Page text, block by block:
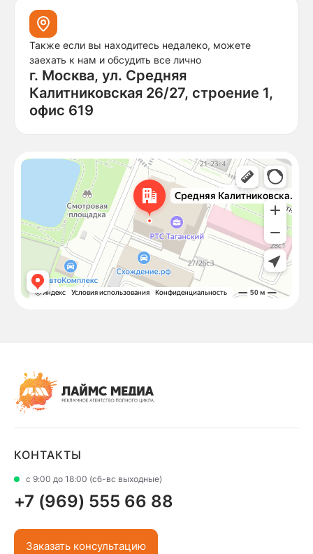
Также если вы находитесь недалеко, можете
заехать к нам и обсудить все лично
г. Москва, ул. Средняя
Калитниковская 26/27, строение 1,
офис 619
Москва
Средняя Калитниковская улица, 26/27с1 — Яндекс Карты
КОНТАКТЫ
с 9:00 до 18:00 (сб-вс выходные)
+7 (969) 555 66 88
Заказать консультацию